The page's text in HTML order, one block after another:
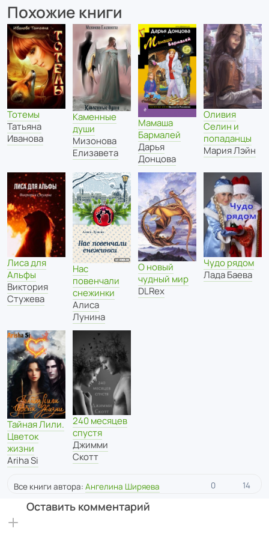
Похожие книги
Тотемы
Татьяна
Иванова
Каменные
души
Мизонова
Елизавета
Мамаша
Бармалей
Дарья
Донцова
Оливия
Селин и
попаданцы
Мария Лэйн
Лиса для
Альфы
Виктория
Стужева
Нас
повенчали
снежинки
Алиса
Лунина
О новый
чудный мир
DLRex
Чудо рядом
Лада Баева
Тайная Лили.
Цветок
жизни
Ariha Si
240 месяцев
спустя
Джимми
Скотт
Все книги автора: Ангелина Ширяева 0 14
Оставить комментарий